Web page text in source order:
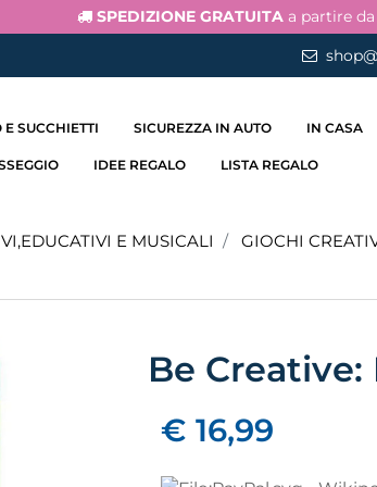
SPEDIZIONE GRATUITA a partire
SUCCHIETTI SICUREZZA IN AUTO IN CASA
IDEE REGALO LISTA REGALO
E MUSICALI GIOCHI
Be
€ 16,99